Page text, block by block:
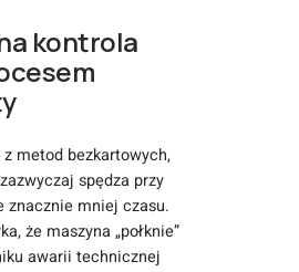
kontrola
metod bezkartowych,
spędza przy
znacznie mniej czasu.
że maszyna „połknie”
awarii technicznej